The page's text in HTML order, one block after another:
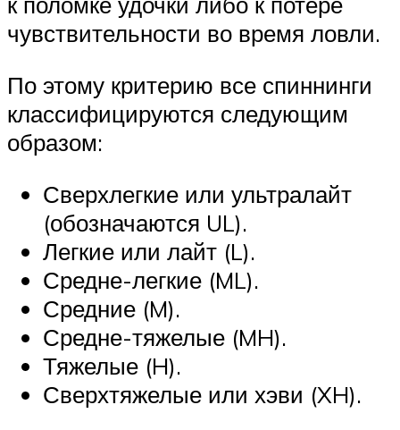
чувствительности во время ловли.
По этому критерию все спиннинги
классифицируются следующим
образом:
Сверхлегкие или ультралайт
(обозначаются UL).
Легкие или лайт (L).
Средне-легкие (ML).
Средние (M).
Средне-тяжелые (MH).
Тяжелые (H).
Сверхтяжелые или хэви (XH).